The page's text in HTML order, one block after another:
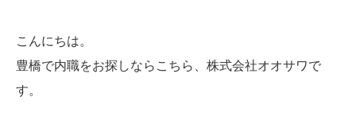
こんにちは。
豊橋で内職をお探しならこちら、株式会社オオサワで
す。